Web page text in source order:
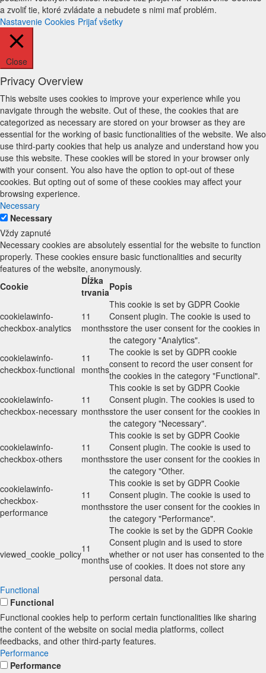
a zvoliť tie, ktoré zvládate a nebudete s nimi mať problém.
Nastavenie Cookies Prijať všetky
Close
Privacy Overview
This website uses cookies to improve your experience while you
navigate through the website. Out of these, the cookies that are
categorized as necessary are stored on your browser as they are
essential for the working of basic functionalities of the website. We also
use third-party cookies that help us analyze and understand how you
use this website. These cookies will be stored in your browser only
with your consent. You also have the option to opt-out of these
cookies. But opting out of some of these cookies may affect your
browsing experience.
Necessary
Necessary
Vždy zapnuté
Necessary cookies are absolutely essential for the website to function
properly. These cookies ensure basic functionalities and security
features of the website, anonymously.
Cookie
Dĺžka
trvaniaPopis
cookielawinfo-
checkbox-analytics
11
months
This cookie is set by GDPR Cookie
Consent plugin. The cookie is used to
store the user consent for the cookies in
the category "Analytics".
cookielawinfo-
checkbox-functional
11
months
The cookie is set by GDPR cookie
consent to record the user consent for
the cookies in the category "Functional".
cookielawinfo-
checkbox-necessary
11
months
This cookie is set by GDPR Cookie
Consent plugin. The cookies is used to
store the user consent for the cookies in
the category "Necessary".
cookielawinfo-
checkbox-others
11
months
This cookie is set by GDPR Cookie
Consent plugin. The cookie is used to
store the user consent for the cookies in
the category "Other.
cookielawinfo-
checkbox-
performance
11
months
This cookie is set by GDPR Cookie
Consent plugin. The cookie is used to
store the user consent for the cookies in
the category "Performance".
viewed_cookie_policy11
months
The cookie is set by the GDPR Cookie
Consent plugin and is used to store
whether or not user has consented to the
use of cookies. It does not store any
personal data.
Functional
Functional
Functional cookies help to perform certain functionalities like sharing
the content of the website on social media platforms, collect
feedbacks, and other third-party features.
Performance
Performance